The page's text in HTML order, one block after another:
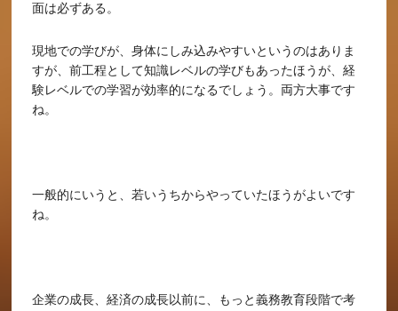
面は必ずある。
現地での学びが、身体にしみ込みやすいというのはありま
すが、前工程として知識レベルの学びもあったほうが、経
験レベルでの学習が効率的になるでしょう。両方大事です
ね。
一般的にいうと、若いうちからやっていたほうがよいです
ね。
企業の成長、経済の成長以前に、もっと義務教育段階で考